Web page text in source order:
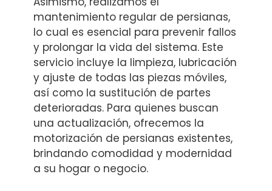
mantenimiento regular de persianas,
lo cual es esencial para prevenir fallos
y prolongar la vida del sistema. Este
servicio incluye la limpieza, lubricación
y ajuste de todas las piezas móviles,
así como la sustitución de partes
deterioradas. Para quienes buscan
una actualización, ofrecemos la
motorización de persianas existentes,
brindando comodidad y modernidad
a su hogar o negocio.